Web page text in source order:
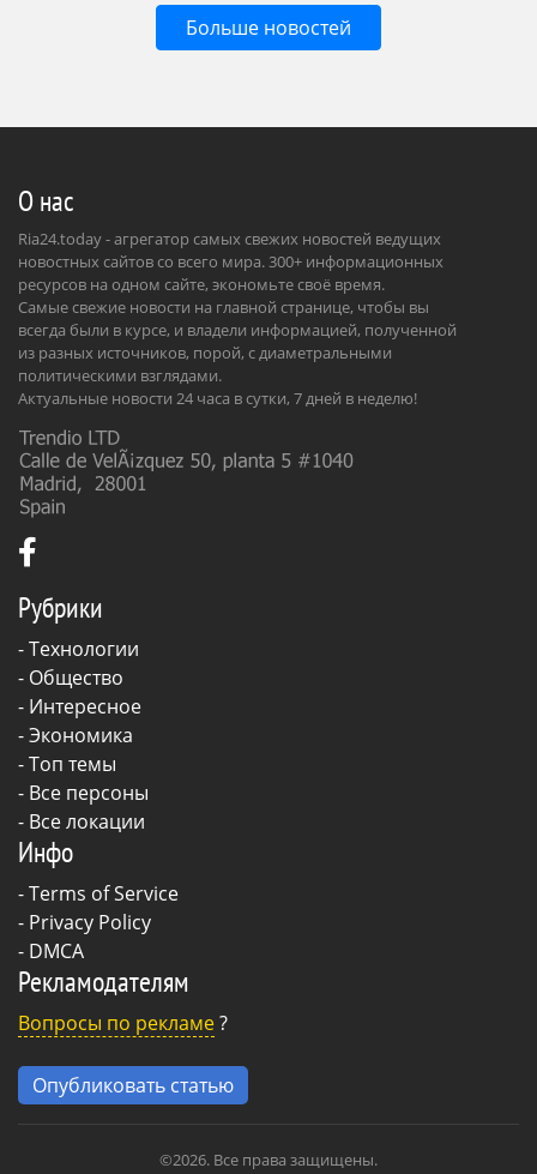
Больше новостей
О нас
Ria24.today - агрегатор самых свежих новостей ведущих
новостных сайтов со всего мира. 300+ информационных
ресурсов на одном сайте, экономьте своё время.
Самые свежие новости на главной странице, чтобы вы
всегда были в курсе, и владели информацией, полученной
из разных источников, порой, с диаметральными
политическими взглядами.
Актуальные новости 24 часа в сутки, 7 дней в неделю!
Рубрики
-Технологии
- Общество
- Интересное
-Экономика
- Топ темы
- Все персоны
- Все локации
Инфо
-Terms of Service
- Privacy Policy
- DMCA
Рекламодателям
Вопросы по рекламе?
Опубликовать статью
©2026. Все права защищены.